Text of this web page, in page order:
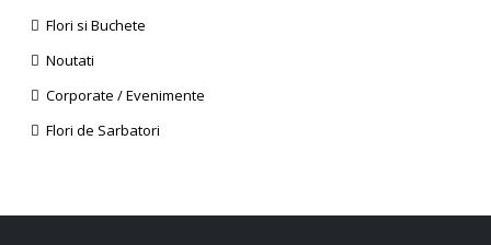
Flori si Buchete
Noutati
Corporate / Evenimente
Flori de Sarbatori